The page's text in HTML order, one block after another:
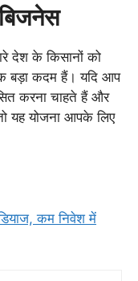
देश के किसानों को
बड़ा कदम हैं। यदि आप
करना चाहते हैं और
यह योजना आपके लिए
कम निवेश में